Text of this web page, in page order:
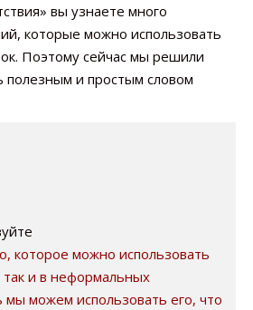
вы узнаете много
которые можно использовать
Поэтому сейчас мы решили
полезным и простым словом
которое можно использовать
и в неформальных
мы можем использовать его, что